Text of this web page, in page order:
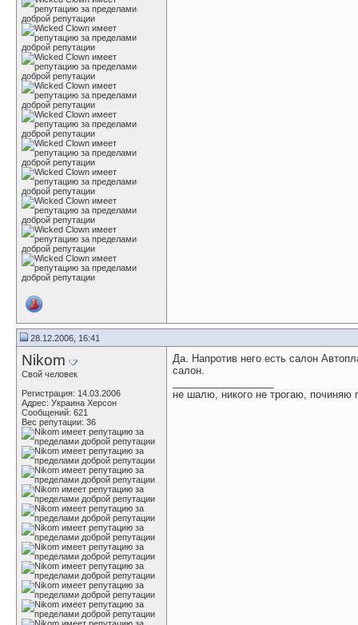
28.12.2006, 16:41
Nikom
Свой человек
Регистрация: 14.03.2006
Адрес: Украина Херсон
Сообщений: 621
Вес репутации: 36
Да. Напротив него есть салон
салон.
не шалю, никого не трогаю, починяю